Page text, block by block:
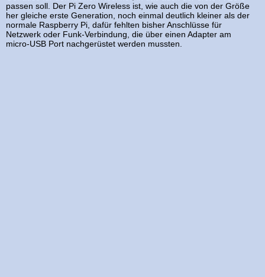
passen soll. Der Pi Zero Wireless ist, wie auch die von der Größe
her gleiche erste Generation, noch einmal deutlich kleiner als der
normale Raspberry Pi, dafür fehlten bisher Anschlüsse für
Netzwerk oder Funk-Verbindung, die über einen Adapter am
micro-USB Port nachgerüstet werden mussten.